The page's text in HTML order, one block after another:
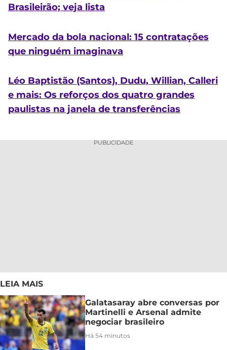
Brasileirão; veja lista
Mercado da bola nacional: 15 contratações
que ninguém imaginava
Léo Baptistão (Santos), Dudu, Willian, Calleri
e mais: Os reforços dos quatro grandes
paulistas na janela de transferências
PUBLICIDADE
LEIA MAIS
Galatasaray abre conversas por
Martinelli e Arsenal admite
negociar brasileiro
Há 54 minutos